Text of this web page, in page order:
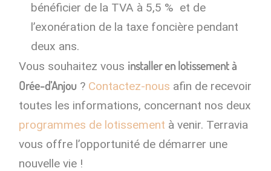
bénéficier de la TVA à 5,5 % et de
l’exonération de la taxe foncière pendant
deux ans.
Vous souhaitez vous installer en lotissement à
Orée-d’Anjou ? Contactez-nous afin de recevoir
toutes les informations, concernant nos deux
programmes de lotissement à venir. Terravia
vous offre l’opportunité de démarrer une
nouvelle vie !